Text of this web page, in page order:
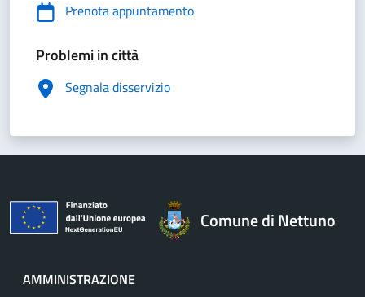
Prenota appuntamento
Problemi in città
Segnala disservizio
Comune di Nettuno
AMMINISTRAZIONE